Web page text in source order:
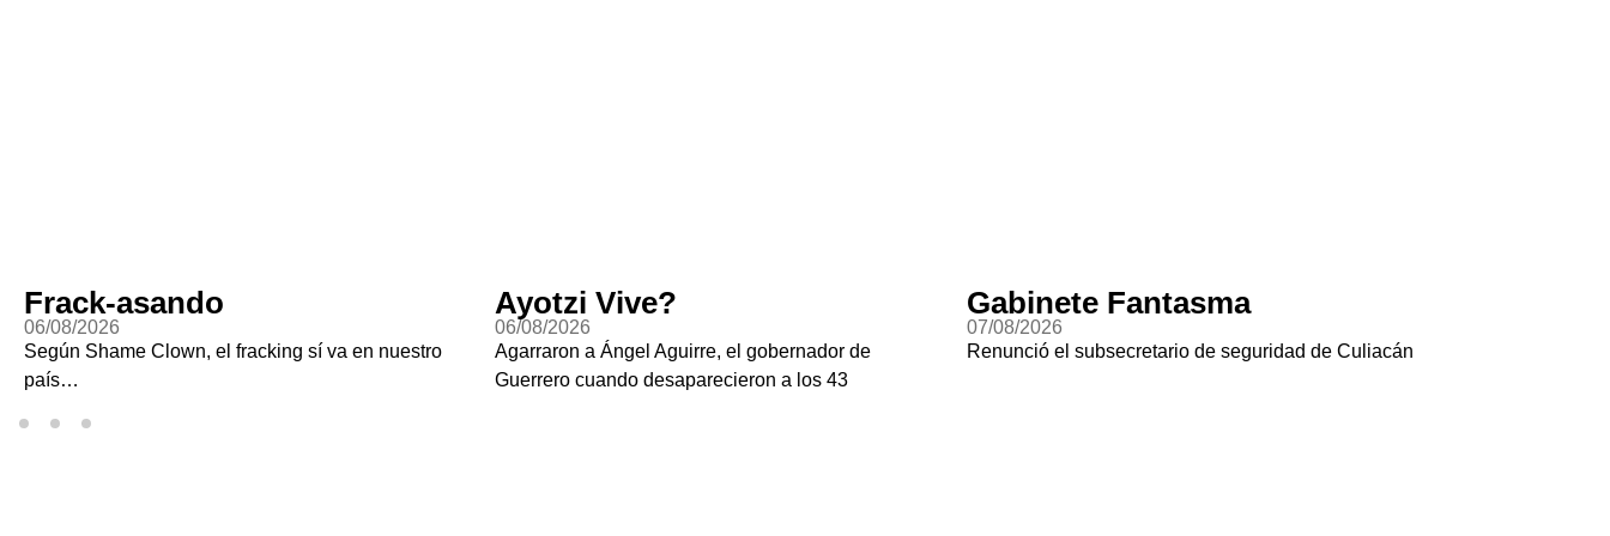
Frack-asando
06/08/2026
Según Shame Clown, el fracking sí va en nuestro
país…
Ayotzi Vive?
06/08/2026
Agarraron a Ángel Aguirre, el gobernador de
Guerrero cuando desaparecieron a los 43
Gabinete Fantasma
07/08/2026
Renunció el subsecretario de seguridad de Culiacán